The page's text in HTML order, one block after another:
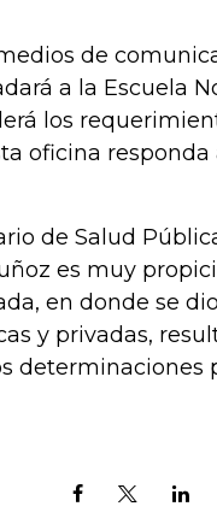
de
a la Escuela
los
oficina responda
de Salud
es muy
en donde se
y privadas,
determinaciones